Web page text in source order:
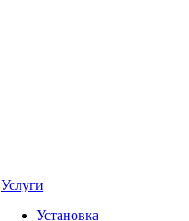
Услуги
Установка